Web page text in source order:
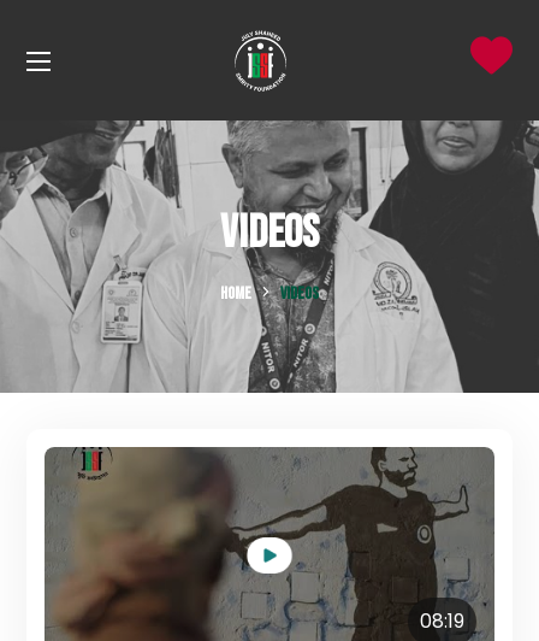
Videos
HOME VIDEOS
08:19